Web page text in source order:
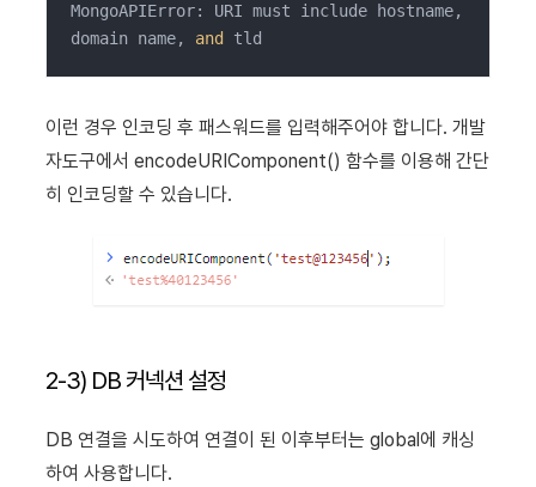
MongoAPIError: URI must include hostname,
domain name, and tld
이런 경우 인코딩 후 패스워드를 입력해주어야 합니다. 개발
자도구에서 encodeURIComponent() 함수를 이용해 간단
히 인코딩할 수 있습니다.
2-3) DB 커넥션 설정
DB 연결을 시도하여 연결이 된 이후부터는 global에 캐싱
하여 사용합니다.